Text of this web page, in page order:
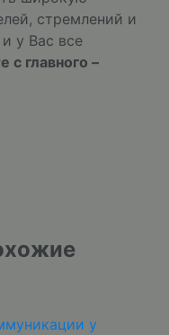
стремлений и
у Вас все
с главного –
у